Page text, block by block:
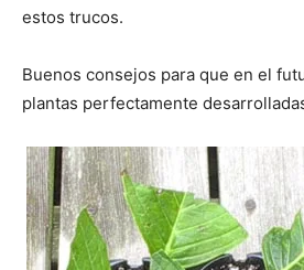
estos trucos.
Buenos consejos para que en el
plantas perfectamente